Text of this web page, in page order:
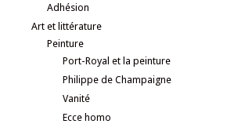
Adhésion
Art et littérature
Peinture
Port-Royal et la peinture
Philippe de Champaigne
Vanité
Ecce homo